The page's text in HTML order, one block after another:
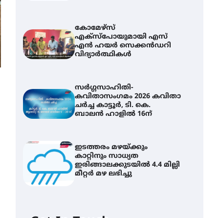
കോമേഴ്സ്
എക്സ്പോയുമായി എസ്
എൻ ഹയർ സെക്കൻഡറി
വിദ്യാർത്ഥികൾ
സർഗ്ഗസാഹിതി-
കവിതാസംഗമം 2026 കവിതാ
ചർച്ച കാട്ടൂർ, ടി. കെ.
ബാലൻ ഹാളിൽ 16ന്
ഇടത്തരം മഴയ്ക്കും
കാറ്റിനും സാധ്യത
ഇരിങ്ങാലക്കുടയിൽ 4.4 മില്ലി
മീറ്റർ മഴ ലഭിച്ചു